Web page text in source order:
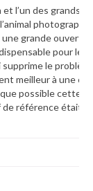
et l’un des grands
grande
pour les
le
meilleur à une
possible cette
référence était